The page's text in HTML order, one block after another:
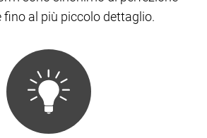
fino al più piccolo dettaglio.